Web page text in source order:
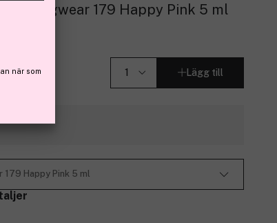
& Longwear 179 Happy Pink 5 ml
Lägg till
179 Happy Pink 5 ml
när som